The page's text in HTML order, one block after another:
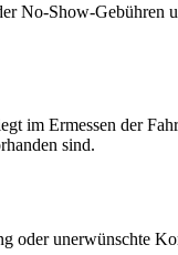
No-Show-Gebühren
im Ermessen der
sind.
oder unerwünschte